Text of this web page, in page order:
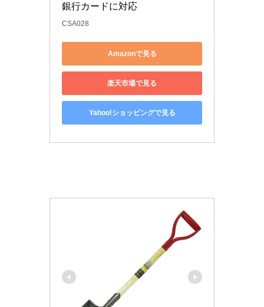
銀行カードに対応
CSA028
Amazonで見る
楽天市場で見る
Yahoo!ショッピングで見る